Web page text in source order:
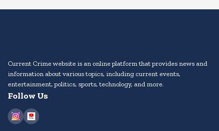
Current Crime website is an online platform that provides news and
information about various topics, including current events,
entertainment, politics, sports, technology, and more.
Follow Us